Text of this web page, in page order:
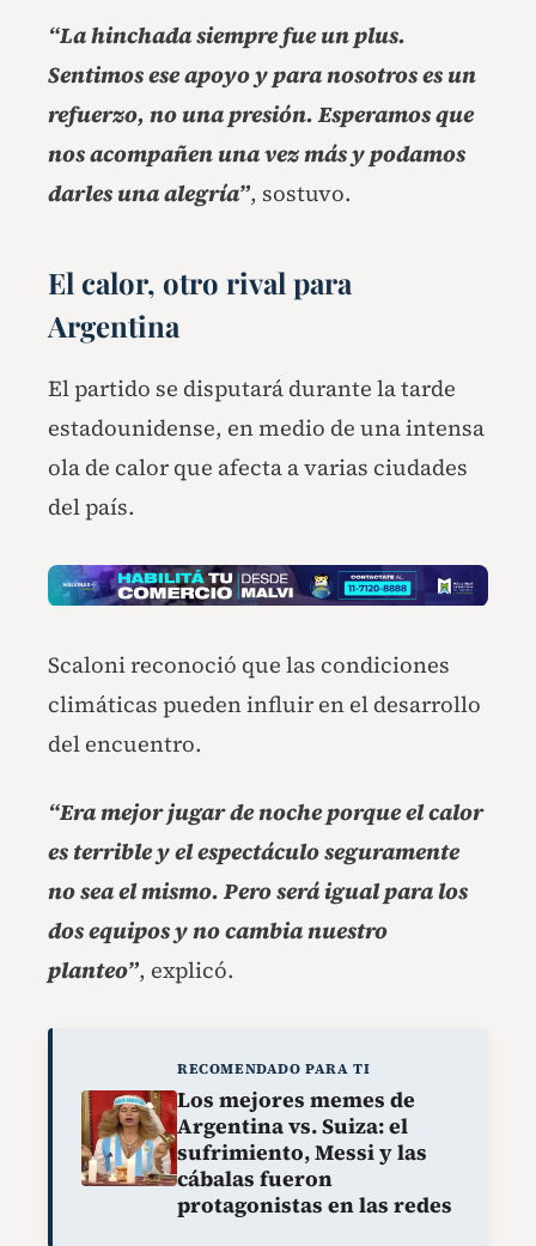
“La hinchada siempre fue un plus.
Sentimos ese apoyo y para nosotros es un
refuerzo, no una presión. Esperamos que
nos acompañen una vez más y podamos
darles una alegría”, sostuvo.
El calor, otro rival para
Argentina
El partido se disputará durante la tarde
estadounidense, en medio de una intensa
ola de calor que afecta a varias ciudades
del país.
Scaloni reconoció que las condiciones
climáticas pueden influir en el desarrollo
del encuentro.
“Era mejor jugar de noche porque el calor
es terrible y el espectáculo seguramente
no sea el mismo. Pero será igual para los
dos equipos y no cambia nuestro
planteo”, explicó.
RECOMENDADO PARA TI
Los mejores memes de
Argentina vs. Suiza: el
sufrimiento, Messi y las
cábalas fueron
protagonistas en las redes